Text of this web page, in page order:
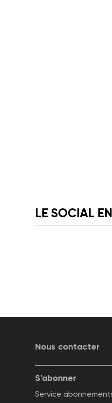
LE SOCIAL
Nous contacter
S'abonner
Service